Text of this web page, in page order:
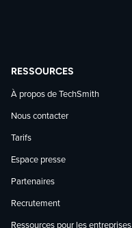
RESSOURCES
À propos de TechSmith
Nous contacter
Tarifs
Espace presse
Partenaires
Recrutement
Ressources pour les entreprises